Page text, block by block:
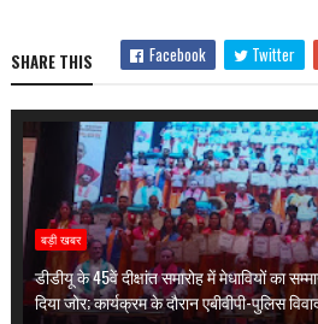
SHARE THIS Facebook Twitter
बड़ी खबर
डीडीयू के 45वें दीक्षांत समारोह में मेधावियों का
दिया जोर; कार्यक्रम के दौरान एबीवीपी-पुलिस